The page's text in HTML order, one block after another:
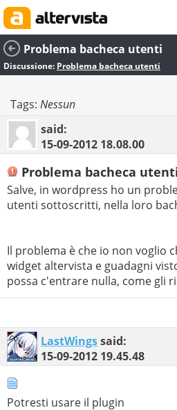
Problema bacheca utenti
Discussione: Problema bacheca utenti
Tags: Nessun
said:
15-09-2012 18.08.00
Problema bacheca
Salve, in wordpress ho un
utenti sottoscritti, nella loro
Il problema è che io non voglio
widget altervista e guadagni
possa c'entrare nulla, come gli
LastWingssaid:
15-09-2012 19.45.48
Potresti usare il plugin